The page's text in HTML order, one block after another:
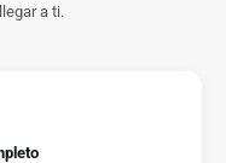
a ti.